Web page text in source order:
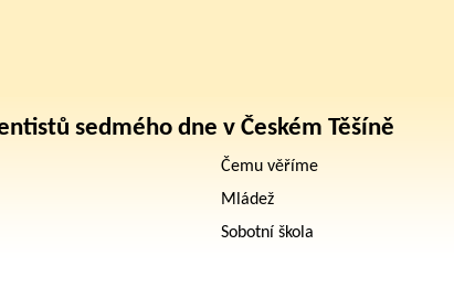
sedmého dne v Českém Těšíně
Čemu věříme
Mládež
Sobotní škola